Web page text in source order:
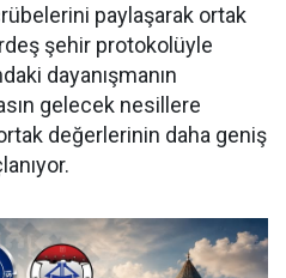
paylaşarak ortak
şehir protokolüyle
dayanışmanın
gelecek nesillere
değerlerinin daha geniş